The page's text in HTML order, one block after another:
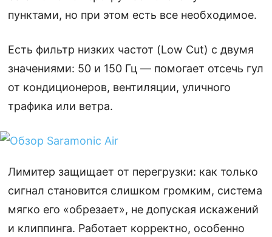
пунктами, но при этом есть все необходимое.
Есть фильтр низких частот (Low Cut) с двумя
значениями: 50 и 150 Гц — помогает отсечь гул
от кондиционеров, вентиляции, уличного
трафика или ветра.
Лимитер защищает от перегрузки: как только
сигнал становится слишком громким, система
мягко его «обрезает», не допуская искажений
и клиппинга. Работает корректно, особенно